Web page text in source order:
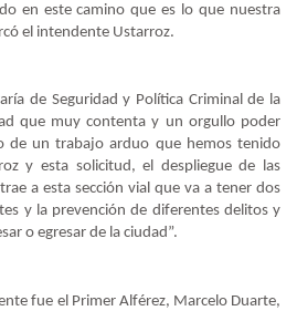
en este camino que es lo que nuestra
el intendente Ustarroz.
de Seguridad y Política Criminal de la
que muy contenta y un orgullo poder
de un trabajo arduo que hemos tenido
y esta solicitud, el despliegue de las
a esta sección vial que va a tener dos
y la prevención de diferentes delitos y
o egresar de la ciudad”.
fue el Primer Alférez, Marcelo Duarte,